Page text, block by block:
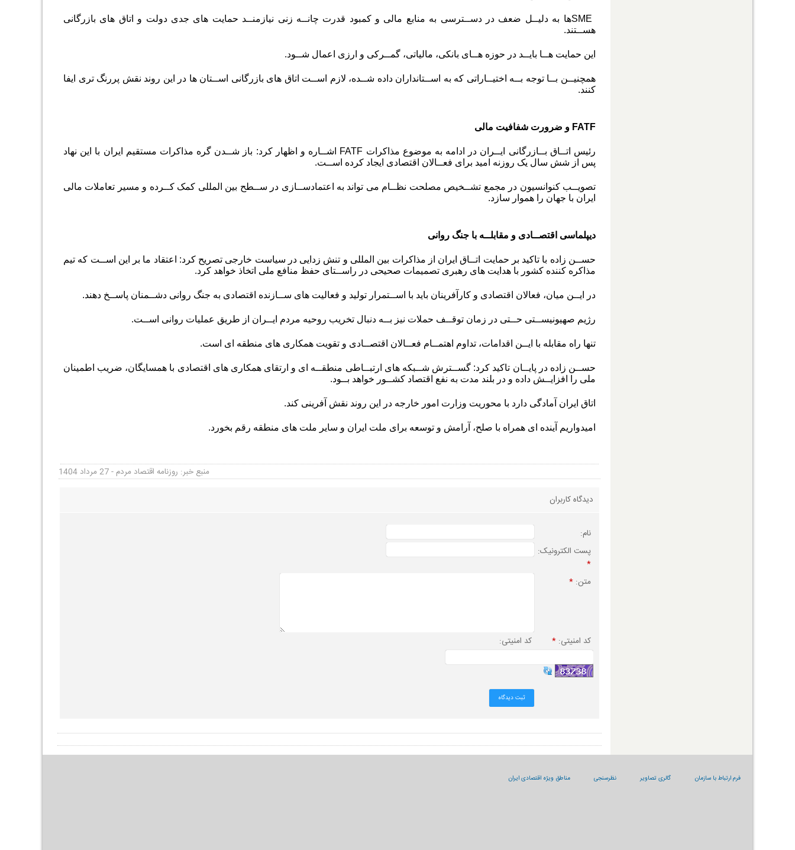
SMEها به دلیــل ضعف در دســترسی به منابع مالی و کمبود قدرت چانــه زنی نیازمنــد حمایت های جدی دولت و اتاق های بازرگانی
هســتند.
این حمایت هــا بایــد در حوزه هــای بانکی، مالیاتی، گمــرکی و ارزی اعمال شــود.
همچنیــن بــا توجه بــه اختیــاراتی که به اســتانداران داده شــده، لازم اســت اتاق های بازرگانی اســتان ها در این روند نقش پررنگ تری ایفا
کنند.
FATF و ضرورت شفافیت مالی
رئیس اتــاق بــازرگانی ایــران در ادامه به موضوع مذاکرات FATF
اشــاره و اظهار کرد: باز شــدن گره مذاکرات مستقیم ایران با این نهاد
پس از شش سال یک روزنه امید برای فعــالان اقتصادی ایجاد کرده اســت.
تصویــب کنوانسیون در مجمع تشــخیص مصلحت نظــام می تواند به اعتمادســازی در ســطح بین المللی کمک کــرده و مسیر تعاملات مالی
ایران با جهان را هموار سازد.
دیپلماسی اقتصــادی و مقابلــه با جنگ روانی
حســن زاده با تاکید بر حمایت اتــاق ایران از مذاکرات بین المللی و تنش زدایی در سیاست خارجی تصریح کرد: اعتقاد ما بر این اســت که تیم
مذاکره کننده کشور با هدایت های رهبری تصمیمات صحیحی در راســتای حفظ منافع ملی اتخاذ خواهد کرد.
در ایــن میان، فعالان اقتصادی و کارآفرینان باید با اســتمرار تولید و فعالیت های ســازنده اقتصادی به جنگ روانی دشــمنان پاســخ دهند.
رژیم صهیونیســتی حــتی در زمان توقــف حملات نیز بــه دنبال تخریب روحیه مردم ایــران از طریق عملیات روانی اســت.
تنها راه مقابله با ایــن اقدامات، تداوم اهتمــام فعــالان اقتصــادی و تقویت همکاری های منطقه ای است.
حســن زاده در پایــان تاکید کرد: گســترش شــبکه های ارتبــاطی منطقــه ای و ارتقای همکاری های اقتصادی با همسایگان، ضریب اطمینان
ملی را افزایــش داده و در بلند مدت به نفع اقتصاد کشــور خواهد بــود.
اتاق ایران آمادگی دارد با محوریت وزارت امور خارجه در این روند نقش آفرینی کند.
امیدواریم آینده ای همراه با صلح، آرامش و توسعه برای ملت ایران و سایر ملت های منطقه رقم بخورد.
منبع خبر: روزنامه اقتصاد مردم - 27 مرداد 1404
دیدگاه کاربران
نام:
پست الکترونیک:
*
متن: *
کد امنیتی: * کد امنیتی:
فرم ارتباط با سازمان گالری تصاویر نظرسنجی مناطق ویژه اقتصادی ایران